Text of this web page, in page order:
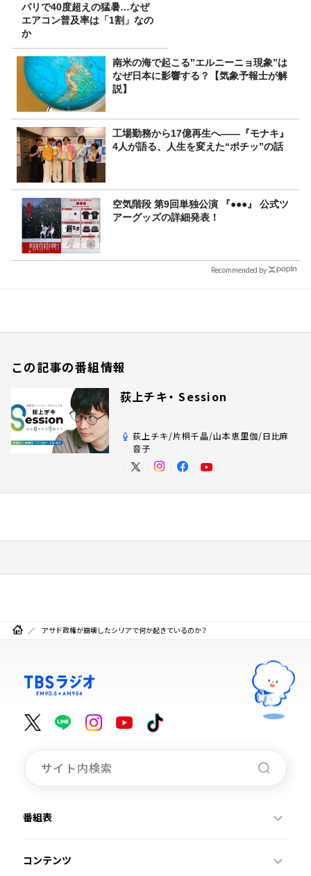
パリで40度超えの猛暑…なぜ
エアコン普及率は「1割」なの
か
南米の海で起こる”エルニーニョ現象”は
なぜ日本に影響する？【気象予報士が解
説】
工場勤務から17億再生へ——『モナキ』
4人が語る、人生を変えた“ポチッ”の話
空気階段 第9回単独公演 『●●●』 公式ツ
アーグッズの詳細発表！
Recommended by
この記事の番組情報
荻上チキ・ Session
荻上チキ/片桐千晶/山本恵里伽/日比麻
音子
アサド政権が崩壊したシリアで何か起きているのか？
番組表
コンテンツ